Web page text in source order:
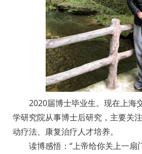
2020届博士毕业生。现在上海
学研究院从事博士后研究，主要关
动疗法、康复治疗人才培养。
读博感悟：“上帝给你关上一扇